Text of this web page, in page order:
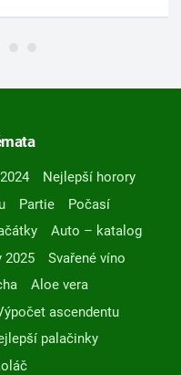
Nejlepší horory
Partie
Počasí
Auto – katalog
2025
Svařené víno
Aloe vera
ascendentu
palačinky